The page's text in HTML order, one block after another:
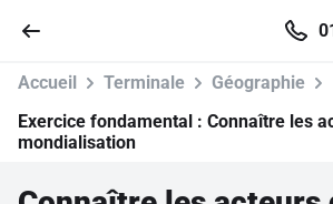
Accueil Terminale
Géographie
Exercice fondamental : Connaître les
mondialisation